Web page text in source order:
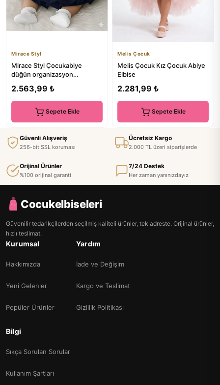
Mirace Styl
Mirace Styl Çocukabiye
düğün organizasyon
elbisesi
2.563,99 ₺
Sepete Ekle
Melis Çocuk
Melis Çocuk Kız Çocuk Abiye
Elbise
2.281,99 ₺
Sepete Ekle
Güvenli Alışveriş
256-bit SSL koruması
Ücretsiz Kargo
2.000 TL üzeri siparişlerde
Orijinal Ürünler
%100 orijinal garanti
7/24 Destek
Her zaman yanınızdayız
Cocukelbiseleri
Güvenilir tedarikçilerden seçilmiş kaliteli ürünler, tek adreste. Orijinal ürünler,
hızlı teslimat.
Kurumsal
Hakkımızda
Yeni Gelenler
Popüler Ürünler
Yardım
İade ve Değişim
Kargo ve Teslimat
Gizlilik Politikası
Bilgi
Sıkça Sorulan Sorular
Kullanım Şartları